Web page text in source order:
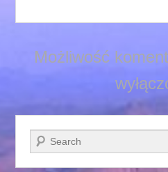
Możliwość
Szukaj